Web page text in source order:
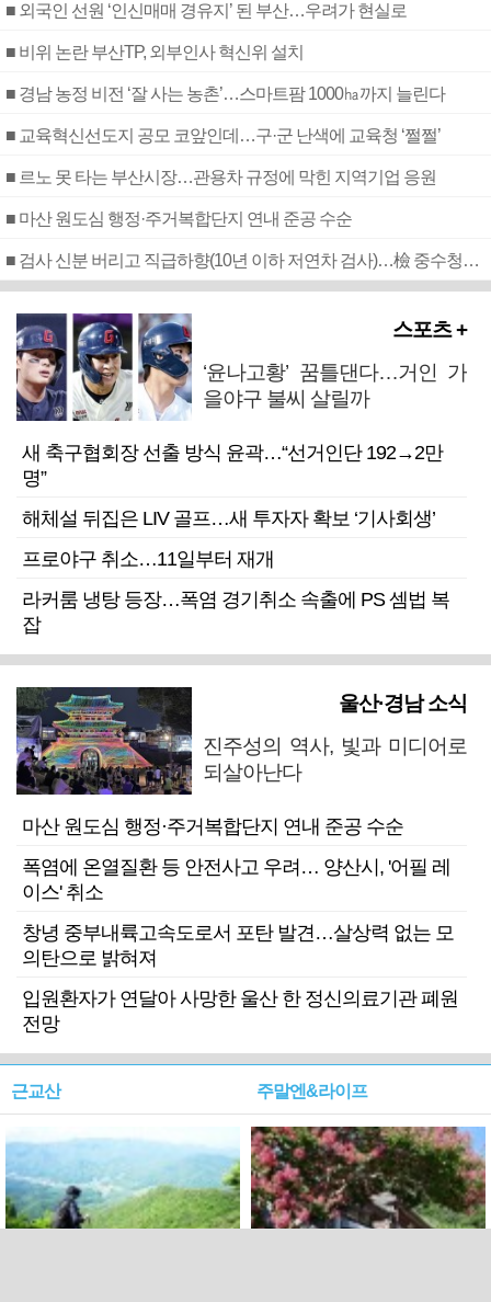
■ 외국인 선원 ‘인신매매 경유지’ 된 부산…우려가 현실로
■ 비위 논란 부산TP, 외부인사 혁신위 설치
■ 경남 농정 비전 ‘잘 사는 농촌’…스마트팜 1000㏊까지 늘린다
■ 교육혁신선도지 공모 코앞인데…구·군 난색에 교육청 ‘쩔쩔’
■ 르노 못 타는 부산시장…관용차 규정에 막힌 지역기업 응원
■ 마산 원도심 행정·주거복합단지 연내 준공 수순
■ 검사 신분 버리고 직급하향(10년 이하 저연차 검사)…檢 중수청행 기피
스포츠 +
‘윤나고황’ 꿈틀댄다…거인 가
을야구 불씨 살릴까
새 축구협회장 선출 방식 윤곽…“선거인단 192→2만
명”
해체설 뒤집은 LIV 골프…새 투자자 확보 ‘기사회생’
프로야구 취소…11일부터 재개
라커룸 냉탕 등장…폭염 경기취소 속출에 PS 셈법 복
잡
울산·경남 소식
진주성의 역사, 빛과 미디어로
되살아난다
마산 원도심 행정·주거복합단지 연내 준공 수순
폭염에 온열질환 등 안전사고 우려… 양산시, '어필 레
이스' 취소
창녕 중부내륙고속도로서 포탄 발견…살상력 없는 모
의탄으로 밝혀져
입원환자가 연달아 사망한 울산 한 정신의료기관 폐원
전망
근교산 주말엔&라이프